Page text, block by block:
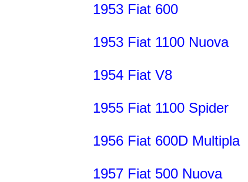
1953 Fiat 600
1953 Fiat 1100 Nuova
1954 Fiat V8
1955 Fiat 1100 Spider
1956 Fiat 600D Multipla
1957 Fiat 500 Nuova